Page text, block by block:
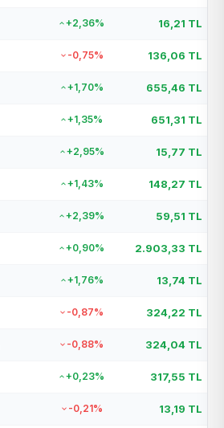
+2,36% 16,21 TL
-0,75% 136,06 TL
+1,70% 655,46 TL
+1,35% 651,31 TL
+2,95% 15,77 TL
+1,43% 148,27 TL
+2,39% 59,51 TL
+0,90% 2.903,33 TL
+1,76% 13,74 TL
-0,87% 324,22 TL
-0,88% 324,04 TL
+0,23% 317,55 TL
-0,21% 13,19 TL